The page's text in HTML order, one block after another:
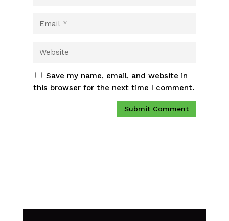
Save my name, email, and website in
this browser for the next time I comment.
Submit Comment